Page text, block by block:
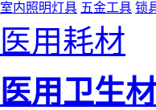
室内照明灯具 五金工具 锁
医用耗材
医用卫生